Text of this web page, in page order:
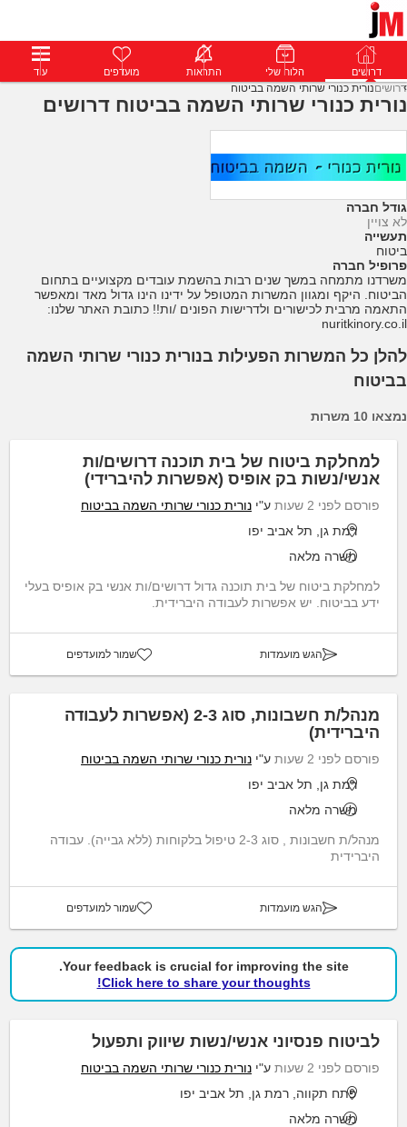
דרושים פרופילים הודעות פרימיום דרושים הלוח שלי התראות מועדפים עוד
דרושיםנורית כנורי שרותי השמה בביטוח
נורית כנורי שרותי השמה בביטוח דרושים
גודל חברה
לא צויין
תעשייה
ביטוח
פרופיל חברה
משרדנו מתמחה במשך שנים רבות בהשמת עובדים מקצועיים בתחום
הביטוח. היקף ומגוון המשרות המטופל על ידינו הינו גדול מאד ומאפשר
התאמה מרבית לכישורים ולדרישות הפונים /ות!! כתובת האתר שלנו:
nuritkinory.co.il
להלן כל המשרות הפעילות בנורית כנורי שרותי השמה
בביטוח
נמצאו 10 משרות
למחלקת ביטוח של בית תוכנה דרושים/ות
אנשי/נשות בק אופיס (אפשרות להיברידי)
פורסם לפני 2 שעות ע"י נורית כנורי שרותי השמה בביטוח
רמת גן, תל אביב יפו
משרה מלאה
למחלקת ביטוח של בית תוכנה גדול דרושים/ות אנשי בק אופיס בעלי
ידע בביטוח. יש אפשרות לעבודה היברידית.
הגש מועמדות שמור למועדפים
מנהל/ת חשבונות, סוג 2-3 (אפשרות לעבודה
היברידית)
פורסם לפני 2 שעות ע"י נורית כנורי שרותי השמה בביטוח
רמת גן, תל אביב יפו
משרה מלאה
מנהל/ת חשבונות , סוג 2-3 טיפול בלקוחות (ללא גבייה). עבודה
היברידית
הגש מועמדות שמור למועדפים
Your feedback is crucial for improving the site.
Click here to share your thoughts!
לביטוח פנסיוני אנשי/נשות שיווק ותפעול
פורסם לפני 2 שעות ע"י נורית כנורי שרותי השמה בביטוח
פתח תקווה, רמת גן, תל אביב יפו
משרה מלאה